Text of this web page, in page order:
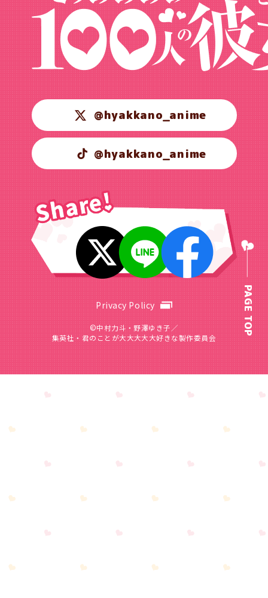
@hyakkano_anime
@hyakkano_anime
Privacy Policy
©中村力斗・野澤ゆき子／
集英社・君のことが大大大大大好きな製作委員会
PAGE TOP